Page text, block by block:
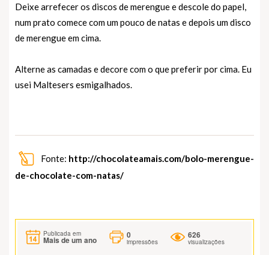
Deixe arrefecer os discos de merengue e descole do papel,
num prato comece com um pouco de natas e depois um disco
de merengue em cima.
Alterne as camadas e decore com o que preferir por cima. Eu
usei Maltesers esmigalhados.
Fonte: http://chocolateamais.com/bolo-merengue-
de-chocolate-com-natas/
Publicada em
Mais de um ano
0
impressões
626
visualizações